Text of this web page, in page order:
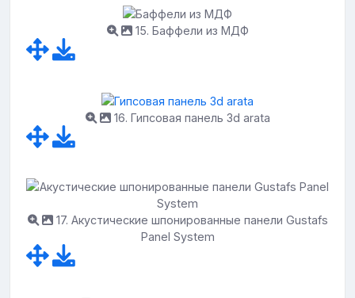
15. Баффели из МДФ
16. Гипсовая панель 3d arata
17. Акустические шпонированные панели Gustafs
Panel System